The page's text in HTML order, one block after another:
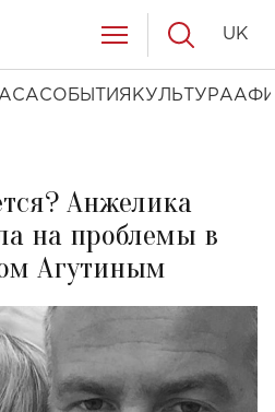
СОБЫТИЯ КУЛЬТУРА
UK
Анжелика
на проблемы в
Агутиным